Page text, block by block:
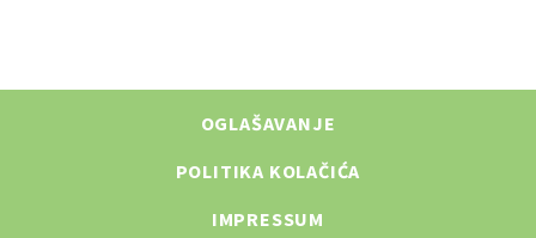
OGLAŠAVANJE
POLITIKA KOLAČIĆA
IMPRESSUM